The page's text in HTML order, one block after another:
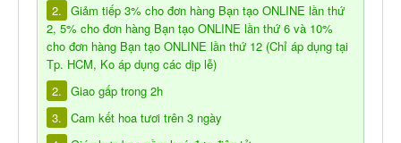
2. Giảm tiếp 3% cho đơn hàng Bạn tạo ONLINE lần thứ
2, 5% cho đơn hàng Bạn tạo ONLINE lần thứ 6 và 10%
cho đơn hàng Bạn tạo ONLINE lần thứ 12 (Chỉ áp dụng tại
Tp. HCM, Ko áp dụng các dịp lễ)
2. Giao gấp trong 2h
3. Cam kết hoa tươi trên 3 ngày